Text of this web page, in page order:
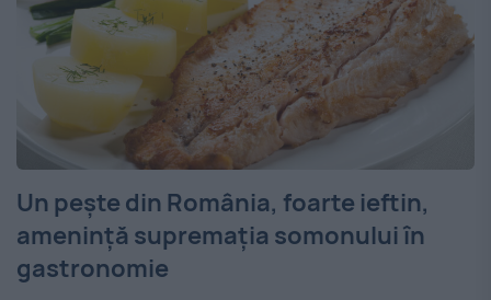
Un pește din România, foarte ieftin,
amenință supremația somonului în
gastronomie